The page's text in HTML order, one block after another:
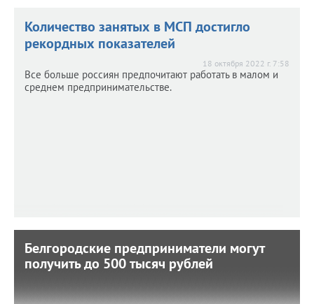
Количество занятых в МСП достигло
рекордных показателей
18 октября 2022 г. 7:58
Все больше россиян предпочитают работать в малом и
среднем предпринимательстве.
Белгородские предприниматели могут
получить до 500 тысяч рублей
Белгородские предприниматели могут
получить до 500 тысяч рублей
Кому и на каких условиях доступен грант?